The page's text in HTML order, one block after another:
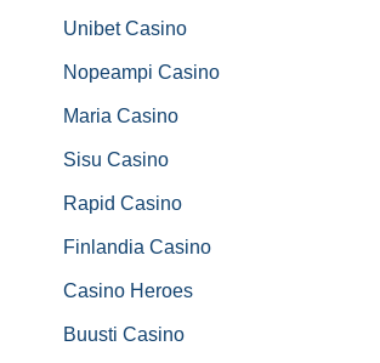
Unibet Casino
Nopeampi Casino
Maria Casino
Sisu Casino
Rapid Casino
Finlandia Casino
Casino Heroes
Buusti Casino